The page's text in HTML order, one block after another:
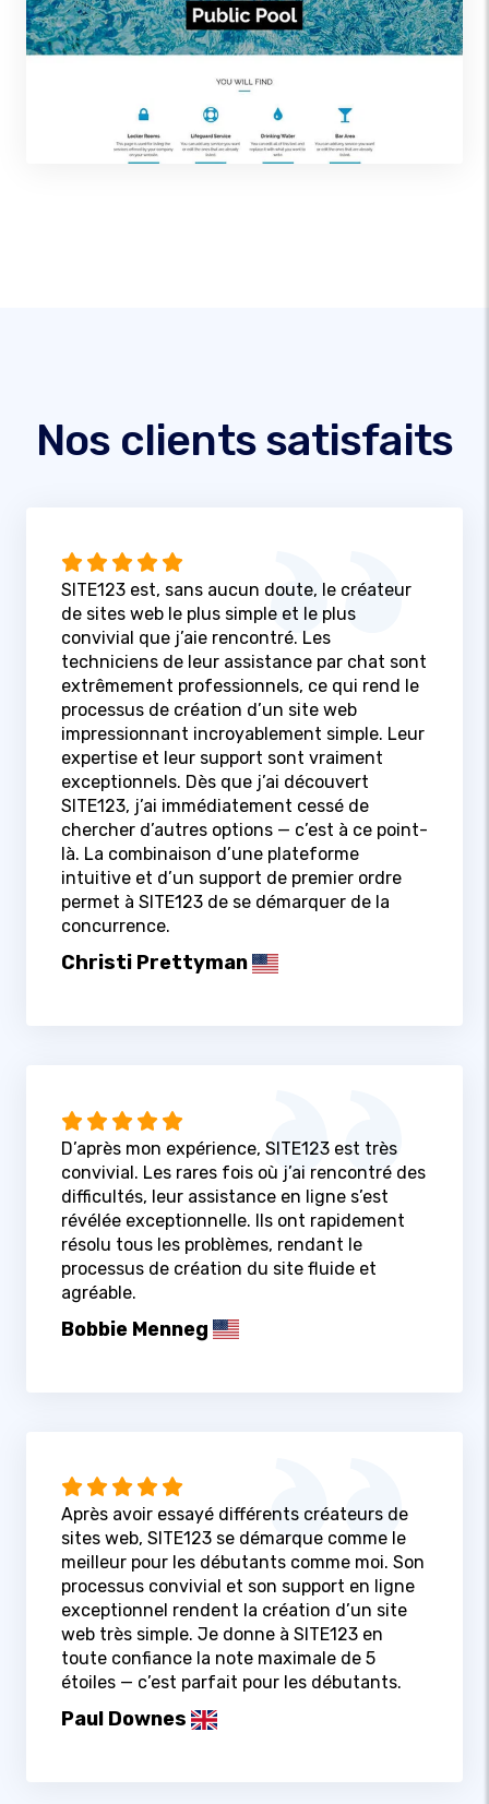
Nos clients satisfaits
SITE123 est, sans aucun doute, le créateur
de sites web le plus simple et le plus
convivial que j’aie rencontré. Les
techniciens de leur assistance par chat sont
extrêmement professionnels, ce qui rend le
processus de création d’un site web
impressionnant incroyablement simple. Leur
expertise et leur support sont vraiment
exceptionnels. Dès que j’ai découvert
SITE123, j’ai immédiatement cessé de
chercher d’autres options — c’est à ce point-
là. La combinaison d’une plateforme
intuitive et d’un support de premier ordre
permet à SITE123 de se démarquer de la
concurrence.
Christi Prettyman
D’après mon expérience, SITE123 est très
convivial. Les rares fois où j’ai rencontré des
difficultés, leur assistance en ligne s’est
révélée exceptionnelle. Ils ont rapidement
résolu tous les problèmes, rendant le
processus de création du site fluide et
agréable.
Bobbie Menneg
Après avoir essayé différents créateurs de
sites web, SITE123 se démarque comme le
meilleur pour les débutants comme moi. Son
processus convivial et son support en ligne
exceptionnel rendent la création d’un site
web très simple. Je donne à SITE123 en
toute confiance la note maximale de 5
étoiles — c’est parfait pour les débutants.
Paul Downes